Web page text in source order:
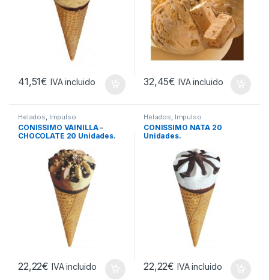
41,51€ IVA incluido 32,45€ IVA incluido
Helados Impulso
CONISSIMO VAINILLA –
CHOCOLATE 20 Unidades.
22,22€ IVA incluido
Helados Impulso
CONISSIMO NATA 20
Unidades.
22,22€ IVA incluido